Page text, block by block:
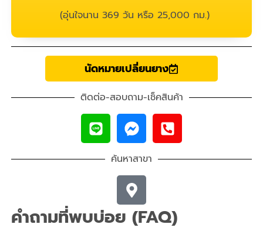
(อุ่นใจนาน 369 วัน หรือ 25,000 กม.)
นัดหมายเปลี่ยนยาง
ติดต่อ-สอบถาม-เช็คสินค้า
ค้นหาสาขา
คำถามที่พบบ่อย (FAQ)